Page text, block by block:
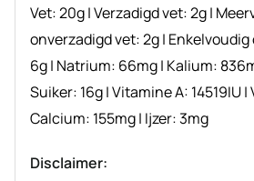
Vet:20g|Verzadigd vet:2g|
onverzadigd vet:2g|
6g| Natrium: 66mg| Kalium: 836
Suiker: 16g|Vitamine A: 14519IU|
Calcium: 155mg| Ijzer:3mg
Disclaimer: